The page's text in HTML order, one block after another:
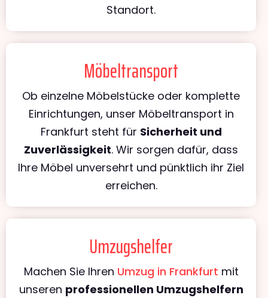
Standort.
Möbeltransport
Ob einzelne Möbelstücke oder komplette
Einrichtungen, unser Möbeltransport in
Frankfurt steht für Sicherheit und
Zuverlässigkeit. Wir sorgen dafür, dass
Ihre Möbel unversehrt und pünktlich ihr Ziel
erreichen.
Umzugshelfer
Machen Sie Ihren Umzug in Frankfurt mit
unseren professionellen Umzugshelfern